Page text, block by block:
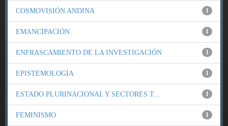
1
COSMOVISIÓN ANDINA
1
EMANCIPACIÓN
1
ENFRASCAMIENTO DE LA INVESTIGACIÓN
1
EPISTEMOLOGÍA
1
ESTADO PLURINACIONAL Y SECTORES T...
1
FEMINISMO